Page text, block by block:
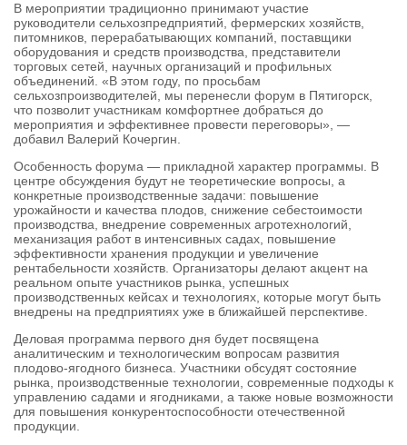
В мероприятии традиционно принимают участие
руководители сельхозпредприятий, фермерских хозяйств,
питомников, перерабатывающих компаний, поставщики
оборудования и средств производства, представители
торговых сетей, научных организаций и профильных
объединений. «В этом году, по просьбам
сельхозпроизводителей, мы перенесли форум в Пятигорск,
что позволит участникам комфортнее добраться до
мероприятия и эффективнее провести переговоры», —
добавил Валерий Кочергин.
Особенность форума — прикладной характер программы. В
центре обсуждения будут не теоретические вопросы, а
конкретные производственные задачи: повышение
урожайности и качества плодов, снижение себестоимости
производства, внедрение современных агротехнологий,
механизация работ в интенсивных садах, повышение
эффективности хранения продукции и увеличение
рентабельности хозяйств. Организаторы делают акцент на
реальном опыте участников рынка, успешных
производственных кейсах и технологиях, которые могут быть
внедрены на предприятиях уже в ближайшей перспективе.
Деловая программа первого дня будет посвящена
аналитическим и технологическим вопросам развития
плодово-ягодного бизнеса. Участники обсудят состояние
рынка, производственные технологии, современные подходы к
управлению садами и ягодниками, а также новые возможности
для повышения конкурентоспособности отечественной
продукции.